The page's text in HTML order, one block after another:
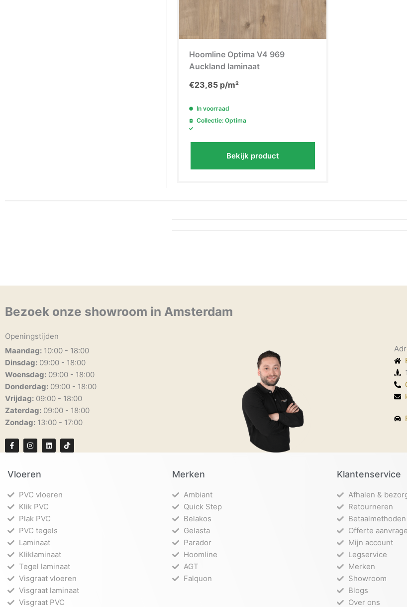
Hoomline Optima V4 969
Auckland laminaat
€23,85 p/m²
In voorraad
Collectie: Optima
Bekijk product
Bezoek onze showroom in Amsterdam
Openingstijden
Maandag: 10:00 - 18:00
Dinsdag: 09:00 - 18:00
Woensdag: 09:00 - 18:00
Donderdag: 09:00 - 18:00
Vrijdag: 09:00 - 18:00
Zaterdag: 09:00 - 18:00
Zondag: 13:00 - 17:00
F
a
c
b
o
-
f
I
n
s
g
a
m
L
i
n
T
i
k
Vloeren
PVC vloeren
Klik PVC
Plak PVC
PVC tegels
Laminaat
Kliklaminaat
Tegel laminaat
Visgraat vloeren
Visgraat laminaat
Visgraat PVC
Merken
Ambiant
Quick Step
Belakos
Gelasta
Parador
Hoomline
AGT
Falquon
Klantenservice
Afhalen &
Retourneren
Betaalmethoden
Offerte
Mijn account
Legservice
Merken
Showroom
Blogs
Over ons